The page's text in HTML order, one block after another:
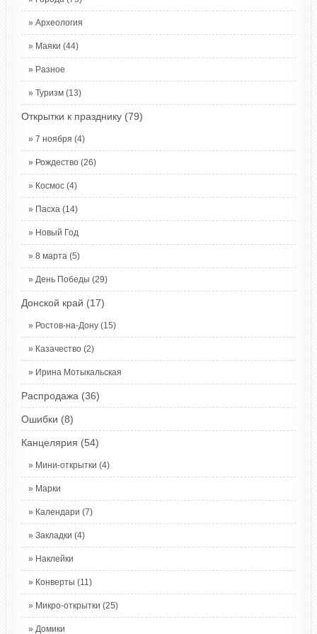
Археология
Маяки (44)
Разное
Туризм (13)
Открытки к празднику (79)
7 ноября (4)
Рождество (26)
Космос (4)
Пасха (14)
Новый Год
8 марта (5)
День Победы (29)
Донской край (17)
Ростов-на-Дону (15)
Казачество (2)
Ирина Мотыкальская
Распродажа (36)
Ошибки (8)
Канцелярия (54)
Мини-открытки (4)
Марки
Календари (7)
Закладки (4)
Наклейки
Конверты (11)
Микро-открытки (25)
Домики